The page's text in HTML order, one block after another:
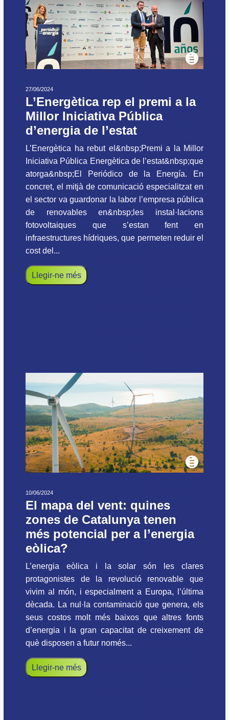
27/06/2024
L’Energètica rep el premi a la
Millor Iniciativa Pública
d’energia de l’estat
L’Energètica ha rebut el&nbsp;Premi a la Millor
Iniciativa Pública Energètica de l’estat&nbsp;que
atorga&nbsp;El Periódico de la Energía. En
concret, el mitjà de comunicació especialitzat en
el sector va guardonar la labor l’empresa pública
de renovables en&nbsp;les instal·lacions
fotovoltaiques que s’estan fent en
infraestructures hídriques, que permeten reduir el
cost del...
Llegir-ne més
10/06/2024
El mapa del vent: quines
zones de Catalunya tenen
més potencial per a l’energia
eòlica?
L’energia eòlica i la solar són les clares
protagonistes de la revolució renovable que
vivim al món, i especialment a Europa, l’última
dècada. La nul·la contaminació que genera, els
seus costos molt més baixos que altres fonts
d’energia i la gran capacitat de creixement de
què disposen a futur només...
Llegir-ne més